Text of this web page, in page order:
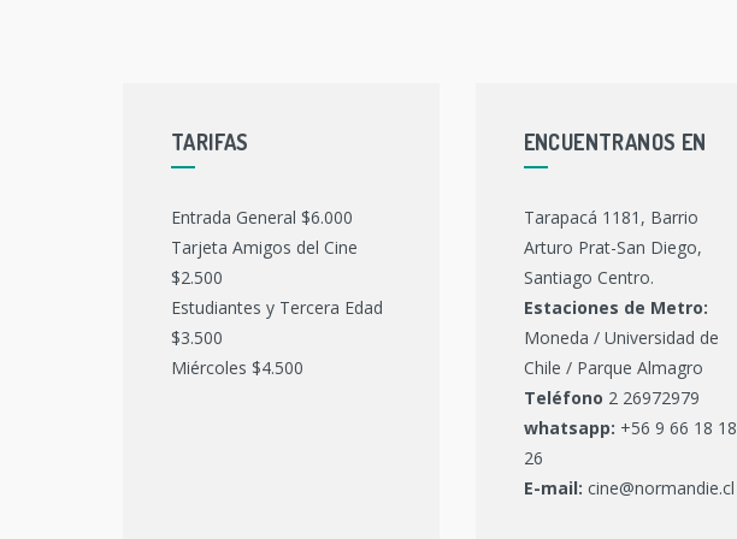
TARIFAS
Entrada General $6.000
Tarjeta Amigos del Cine
$2.500
Estudiantes y Tercera Edad
$3.500
Miércoles $4.500
ENCUENTRANOS EN
Tarapacá 1181, Barrio
Arturo Prat-San Diego,
Santiago Centro.
Estaciones de Metro:
Moneda / Universidad de
Chile / Parque Almagro
Teléfono 2 26972979
whatsapp: +56 9 66 18 18
26
E-mail: cine@normandie.cl